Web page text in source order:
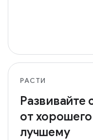
РАСТИ
от
лучшему